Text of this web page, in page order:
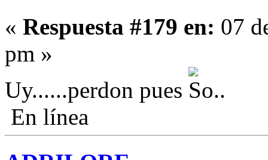
« Respuesta #179 en: 07
pm »
Uy......perdon pues
En línea